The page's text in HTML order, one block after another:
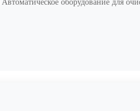
Автоматическое оборудование для